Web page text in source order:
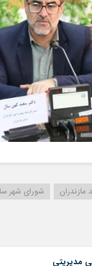
مازندران شورای شهر
مدیریتی